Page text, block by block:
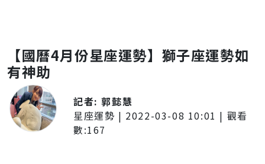
【國曆4月份星座運勢】獅子座運勢如
有神助
記者:郭懿慧
星座運勢 | 2022-03-08 10:01 | 觀看
數:167